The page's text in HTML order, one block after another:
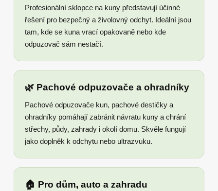
Profesionální sklopce na kuny představují účinné
řešení pro bezpečný a živolovný odchyt. Ideální jsou
tam, kde se kuna vrací opakovaně nebo kde
odpuzovač sám nestačí.
🌿 Pachové odpuzovače a ohradníky
Pachové odpuzovače kun, pachové destičky a
ohradníky pomáhají zabránit návratu kuny a chrání
střechy, půdy, zahrady i okolí domu. Skvěle fungují
jako doplněk k odchytu nebo ultrazvuku.
🏠 Pro dům, auto a zahradu